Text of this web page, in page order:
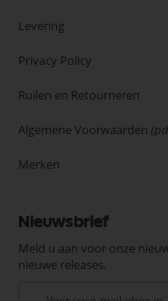
Levering
Privacy Policy
Ruilen en Retourneren
Algemene Voorwaarden
Merken
Nieuwsbrief
Meld u aan voor onze
nieuwe releases.